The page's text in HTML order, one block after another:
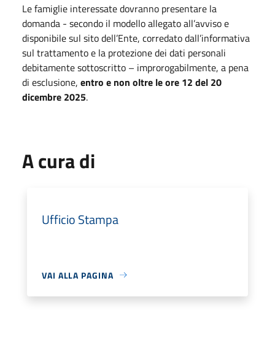
Le famiglie interessate dovranno presentare la
domanda - secondo il modello allegato all’avviso e
disponibile sul sito dell’Ente, corredato dall’informativa
sul trattamento e la protezione dei dati personali
debitamente sottoscritto – improrogabilmente, a pena
di esclusione, entro e non oltre le ore 12 del 20
dicembre 2025.
A cura di
Ufficio Stampa
VAI ALLA PAGINA